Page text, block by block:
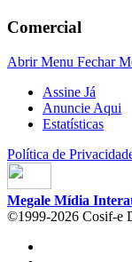
Comercial
Abrir Menu Fechar
Assine Já
Anuncie Aqui
Estatísticas
Política de
Megale Mídia
©1999-2026 Cosif-e